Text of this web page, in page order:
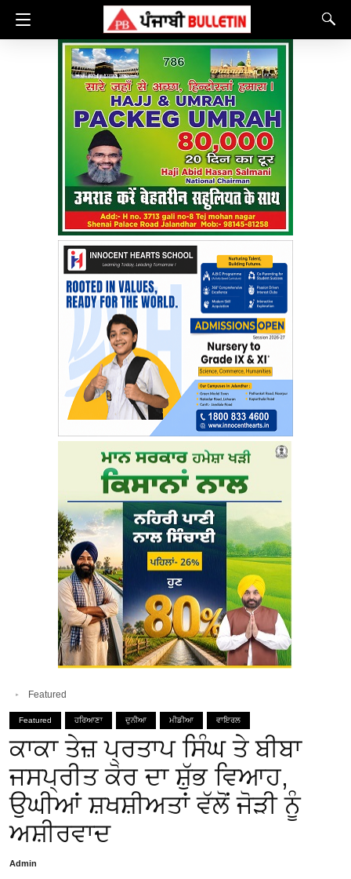
Featured
Featured ਹਰਿਆਣਾ ਦੁਨੀਆ ਮੀਡੀਆ ਵਾਇਰਲ
ਕਾਕਾ ਤੇਜ਼ ਪ੍ਰਤਾਪ ਸਿੰਘ ਤੇ ਬੀਬਾ
ਜਸਪ੍ਰੀਤ ਕੋਰ ਦਾ ਸ਼ੁੱਭ ਵਿਆਹ,
ਉਘੀਆਂ ਸ਼ਖਸ਼ੀਅਤਾਂ ਵੱਲੋਂ ਜੋੜੀ ਨੂੰ
ਅਸ਼ੀਰਵਾਦ
Admin